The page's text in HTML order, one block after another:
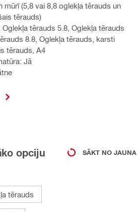
mūrī (5,8 vai 8,8 oglekļa tērauds un
tērauds)
tērauds 5.8, Oglekļa tērauds
8.8, Oglekļa tērauds, karsti
tērauds, A4
Jā
opciju SĀKT NO JAUNA
tērauds